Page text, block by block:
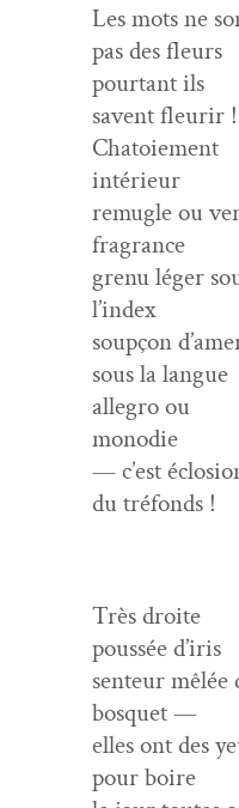
Les mots ne
pas des fleurs
pour­tant ils
savent fleurir !
Cha­toiement
intérieur
remu­gle ou
fragrance
grenu léger
l’index
soupçon
sous la langue
alle­gro ou
monodie
— c’est
du tréfonds !
Très droite
poussée d’iris
sen­teur mêlée
bosquet —
elles ont des
pour boire